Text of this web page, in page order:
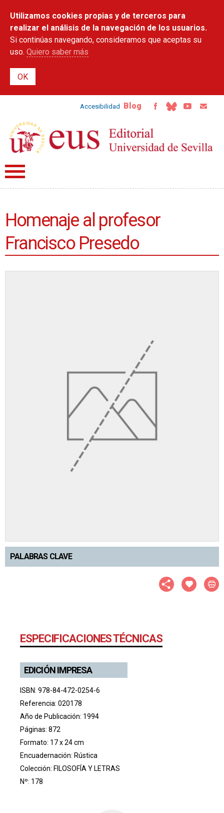
contenido
principal
Utilizamos cookies propias y de terceros para
realizar el análisis de la navegación de los usuarios.
Si continúas navegando, consideramos que aceptas su
uso. Quiero saber más
Accesibilidad Blog
Homenaje al profesor
Francisco Presedo
PALABRAS CLAVE
ESPECIFICACIONES TÉCNICAS
EDICIÓN IMPRESA
ISBN: 978-84-472-0254-6
Referencia: 020178
Año de Publicación: 1994
Páginas: 872
Formato: 17 x 24 cm
Encuadernación: Rústica
Colección: FILOSOFÍA Y LETRAS
Nº: 178